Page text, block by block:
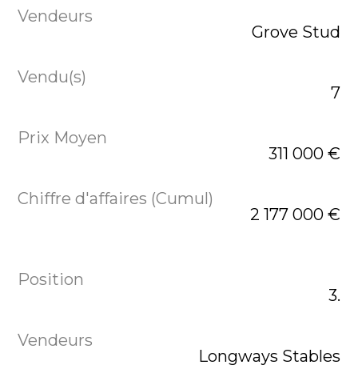
Grove Stud
7
311 000 €
2 177 000 €
3.
Longways Stables